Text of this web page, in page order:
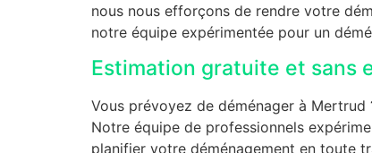
nous nous efforçons de rendre votre
notre équipe expérimentée pour un
Estimation gratuite et sans
Vous prévoyez de déménager à
Notre équipe de professionnels
planifier votre déménagement en toute